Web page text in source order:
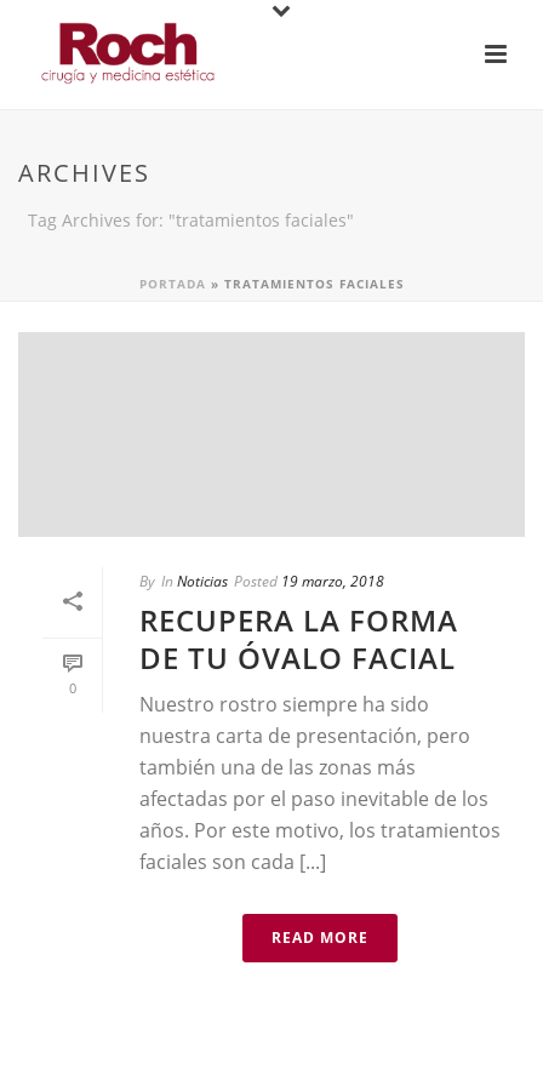
ARCHIVES
Tag Archives for: "tratamientos faciales"
PORTADA » TRATAMIENTOS FACIALES
0
By In Noticias Posted 19 marzo, 2018
RECUPERA LA FORMA
DE TU ÓVALO FACIAL
Nuestro rostro siempre ha sido
nuestra carta de presentación, pero
también una de las zonas más
afectadas por el paso inevitable de los
años. Por este motivo, los tratamientos
faciales son cada [...]
READ MORE